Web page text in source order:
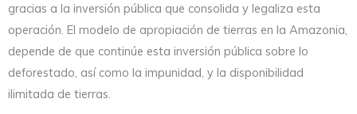
gracias a la inversión pública que consolida y legaliza esta
operación. El modelo de apropiación de tierras en la Amazonia,
depende de que continúe esta inversión pública sobre lo
deforestado, así como la impunidad, y la disponibilidad
ilimitada de tierras.